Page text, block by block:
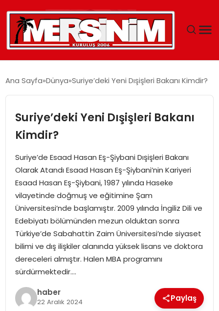
YAŞAM
GÜNCEL
EĞITIM
SPOR
EKONOMI
MAGAZIN
DÜNYA
OTOMOBIL
Ana Sayfa Dünya Suriye’deki Yeni Dışişleri Bakanı Kimdir?
Suriye’deki Yeni Dışişleri Bakanı
Kimdir?
Suriye’de Esaad Hasan Eş-Şiybani Dışişleri Bakanı
Olarak Atandı Esaad Hasan Eş-Şiybani’nin Kariyeri
Esaad Hasan Eş-Şiybani, 1987 yılında Haseke
vilayetinde doğmuş ve eğitimine Şam
Üniversitesi’nde başlamıştır. 2009 yılında İngiliz Dili ve
Edebiyatı bölümünden mezun olduktan sonra
Türkiye’de Sabahattin Zaim Üniversitesi’nde siyaset
bilimi ve dış ilişkiler alanında yüksek lisans ve doktora
dereceleri almıştır. Halen MBA programını
sürdürmektedir….
haber
22 Aralık 2024 Paylaş